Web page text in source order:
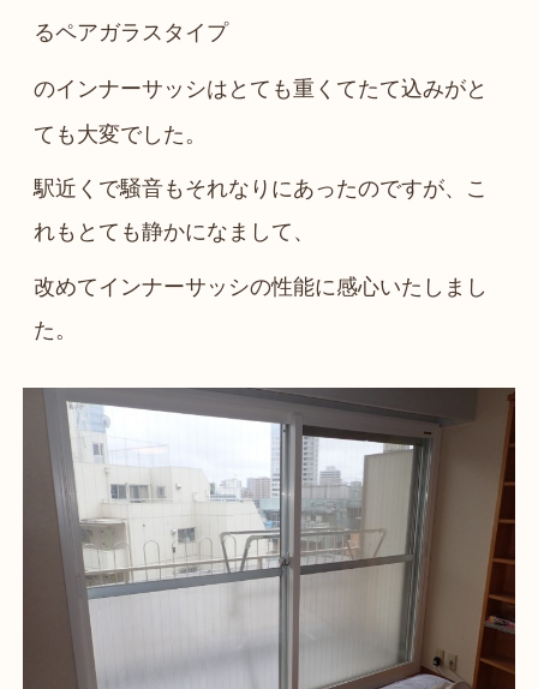
るペアガラスタイプ
のインナーサッシはとても重くてたて込みがと
ても大変でした。
駅近くで騒音もそれなりにあったのですが、こ
れもとても静かになまして、
改めてインナーサッシの性能に感心いたしまし
た。